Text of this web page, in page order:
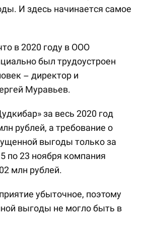
И здесь начинается самое
в 2020 году в ООО
был трудоустроен
– директор и
Муравьев.
за весь 2020 год
рублей, а требование о
выгоды только за
по 23 ноября компания
млн рублей.
убыточное, поэтому
выгоды не могло быть в